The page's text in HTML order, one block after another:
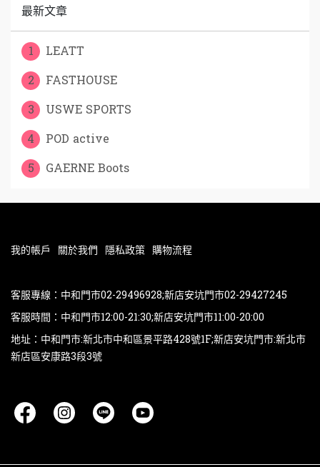
最新文章
1
LEATT
2
FASTHOUSE
3
USWE SPORTS
4
POD active
5
GAERNE Boots
我的帳戶 關於我們 隱私政策 購物流程
客服專線：中和門市02-29496928;新店安坑門市02-29427245
客服時間：中和門市12:00-21:30;新店安坑門市11:00-20:00
地址：中和門市:新北市中和區景平路428號1F;新店安坑門市:新北市
新店區安康路3段3號